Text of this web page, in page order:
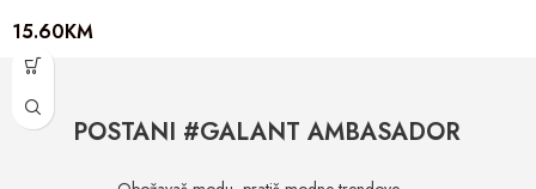
15.60KM
POSTANI #GALANT AMBASADOR